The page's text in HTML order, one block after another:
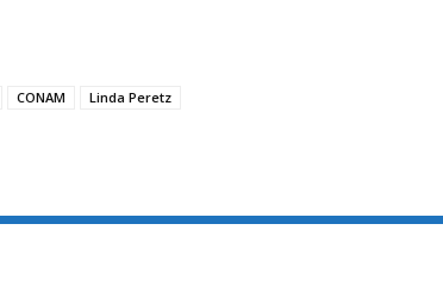
CONAM Linda Peretz